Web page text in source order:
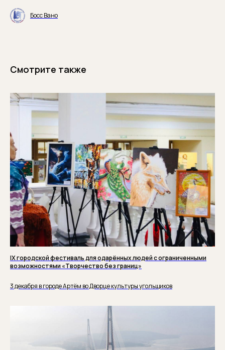
Босс Вано
Смотрите также
IX городской фестиваль для одарённых людей с ограниченными
возможностями «Творчество без границ»
3 декабря в городе Артём во Дворце культуры угольщиков